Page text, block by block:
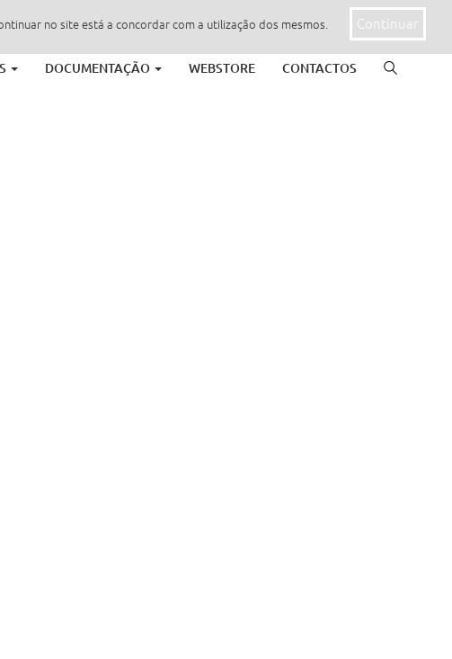
DOCUMENTAÇÃO WEBSTORE CONTACTOS
no site está a concordar com a utilização dos mesmos. Continuar